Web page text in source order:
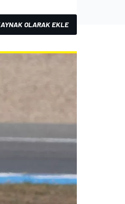
OLARAK EKLE